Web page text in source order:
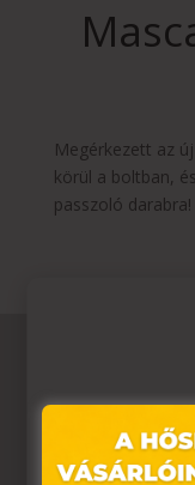
Megérkezett az
körül a boltban,
passzoló darabra!
Ez az oldal
Weboldalunkon